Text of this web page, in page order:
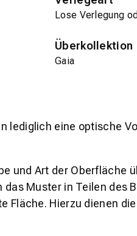
Lose Verlegung
Überkollektion
Gaia
lediglich eine optische
und Art der Oberfläche
Muster in Teilen des
Hierzu dienen